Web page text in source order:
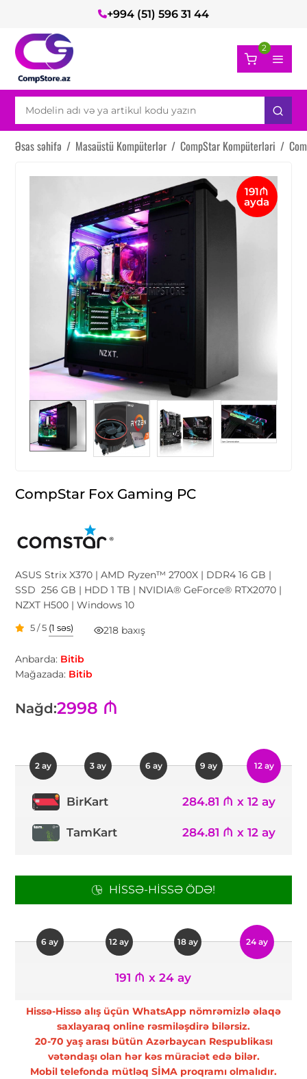
+994 (51) 596 31 44
2
Əsas səhifə / Masaüstü Kompüterlər / CompStar Kompüterləri /
191₼
ayda
CompStar Fox Gaming PC
ASUS Strix X370 | AMD Ryzen™ 2700X | DDR4 16 GB |
SSD 256 GB | HDD 1 TB | NVIDIA® GeForce® RTX2070 |
NZXT H500 | Windows 10
5 / 5 (1 səs) 218 baxış
Anbarda: Bitib
Mağazada: Bitib
Nağd:2998 ₼
2 ay 3 ay 6 ay 9 ay 12 ay
BirKart 284.81 ₼ x 12 ay
TamKart 284.81 ₼ x 12 ay
HISSƏ-HISSƏ ÖDƏ!
6 ay 12 ay 18 ay 24 ay
191 ₼ x 24 ay
Hissə-Hissə alış üçün WhatsApp nömrəmizlə əlaqə
saxlayaraq online rəsmiləşdirə bilərsiz.
20-70 yaş arası bütün Azərbaycan Respublikası
vətəndaşı olan hər kəs müraciət edə bilər.
Mobil telefonda mütləq SİMA proqramı olmalıdır.